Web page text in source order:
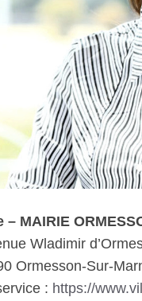
MAIRIE
Wladimir
Ormesson-Sur-
: https://